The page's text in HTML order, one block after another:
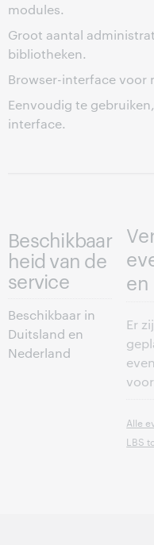
modules.
Groot aantal
bibliotheken.
Browser-interface voor
Eenvoudig te
interface.
Beschikbaar
heid van de
service
Beschikbaar in
Duitsland en
Nederland
en
Er
Alle
LBS